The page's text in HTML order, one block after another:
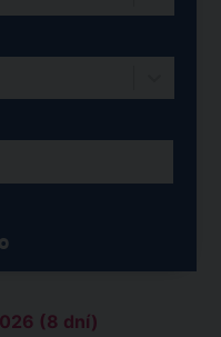
(8 dní)